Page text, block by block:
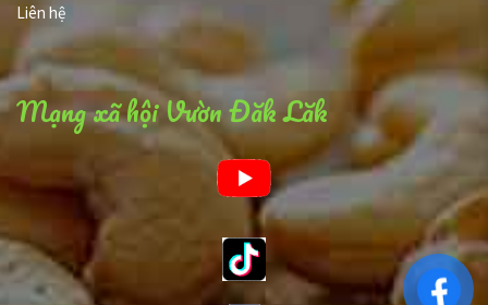
Liên hệ
Mạng xã hội Vườn Đăk Lăk